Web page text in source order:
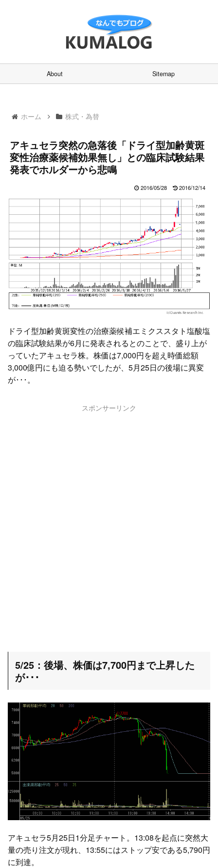
About Sitemap
ホーム 株式・為替
アキュセラ突然の急落後「ドライ型加齢黄斑
変性治療薬候補効果無し」との臨床試験結果
発表でホルダーから悲鳴
2016/05/28 2016/12/14
ドライ型加齢黄斑変性の治療薬候補エミクススタト塩酸塩
の臨床試験結果が6月に発表されるとのことで、盛り上が
っていたアキュセラ株。株価は7,000円を超え時価総額
3,000億円にも迫る勢いでしたが、5月25日の後場に異変
が･･･。
スポンサーリンク
5/25：後場、株価は7,700円まで上昇した
が･･･
アキュセラ5月25日1分足チャート。13:08を起点に突然大
量の売り注文が現れ、13:55にはストップ安である5,790円
に到達。